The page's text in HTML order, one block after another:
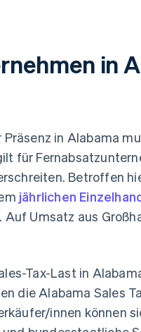
in
in Alabama
für
Betroffen
jährlichen
Auf Umsatz aus
Tax-Last in
die Alabama Sales
innen können